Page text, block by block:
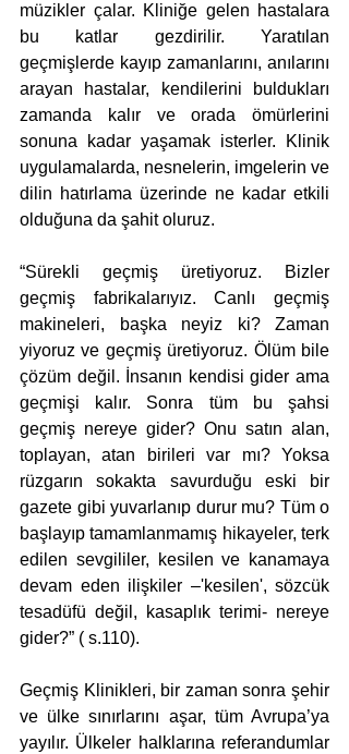
müzikler çalar. Kliniğe gelen hastalara
bu katlar gezdirilir. Yaratılan
geçmişlerde kayıp zamanlarını, anılarını
arayan hastalar, kendilerini buldukları
zamanda kalır ve orada ömürlerini
sonuna kadar yaşamak isterler. Klinik
uygulamalarda, nesnelerin, imgelerin ve
dilin hatırlama üzerinde ne kadar etkili
olduğuna da şahit oluruz.
“Sürekli geçmiş üretiyoruz. Bizler
geçmiş fabrikalarıyız. Canlı geçmiş
makineleri, başka neyiz ki? Zaman
yiyoruz ve geçmiş üretiyoruz. Ölüm bile
çözüm değil. İnsanın kendisi gider ama
geçmişi kalır. Sonra tüm bu şahsi
geçmiş nereye gider? Onu satın alan,
toplayan, atan birileri var mı? Yoksa
rüzgarın sokakta savurduğu eski bir
gazete gibi yuvarlanıp durur mu? Tüm o
başlayıp tamamlanmamış hikayeler, terk
edilen sevgililer, kesilen ve kanamaya
devam eden ilişkiler –'kesilen', sözcük
tesadüfü değil, kasaplık terimi- nereye
gider?” ( s.110).
Geçmiş Klinikleri, bir zaman sonra şehir
ve ülke sınırlarını aşar, tüm Avrupa’ya
yayılır. Ülkeler halklarına referandumlar